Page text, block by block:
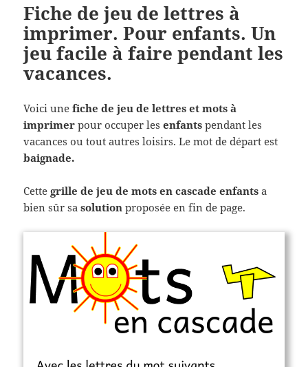
Fiche de jeu de lettres à
imprimer. Pour enfants. Un
jeu facile à faire pendant les
vacances.
Voici une fiche de jeu de lettres et mots à
imprimer pour occuper lesenfants pendant les
vacances ou tout autres loisirs. Le mot de départ est
baignade.
Cettegrille de jeu de mots en cascade enfants a
bien sûr sasolutionproposée en fin de page.